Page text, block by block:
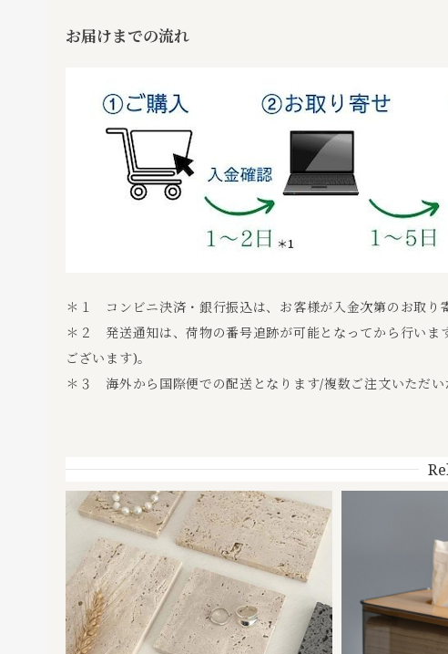
お届けまでの流れ
＊１ コンビニ決済・銀行振込は、お客様が入金次第のお取り
＊２ 発送通知は、荷物の番号追跡が可能となってから行い
ございます)。
＊３ 海外から国際便での配送となります/複数ご注文いただ